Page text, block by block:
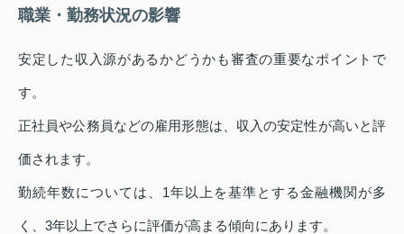
職業・勤務状況の影響
安定した収入源があるかどうかも審査の重要なポイントで
す。
正社員や公務員などの雇用形態は、収入の安定性が高いと評
価されます。
勤続年数については、1年以上を基準とする金融機関が多
く、3年以上でさらに評価が高まる傾向にあります。